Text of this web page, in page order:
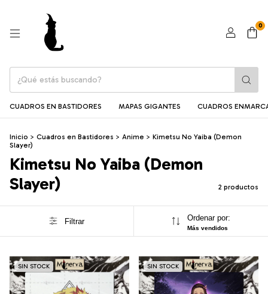
0
CUADROS EN BASTIDORES MAPAS GIGANTES CUADROS
Inicio > Cuadros en Bastidores > Anime > Kimetsu No Yaiba (Demon
Slayer)
Kimetsu No Yaiba (Demon
Slayer)
2 productos
Filtrar Ordenar por:
Más vendidos
SIN STOCK SIN STOCK